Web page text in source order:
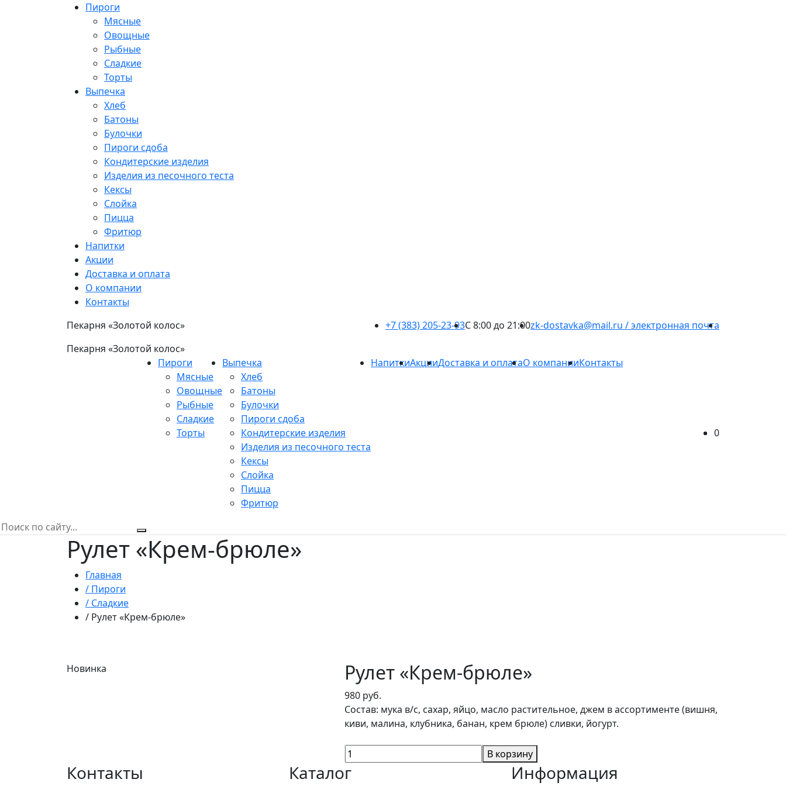
Пироги
Мясные
Овощные
Рыбные
Сладкие
Торты
Выпечка
Хлеб
Батоны
Булочки
Пироги сдоба
Кондитерские изделия
Изделия из песочного теста
Кексы
Слойка
Пицца
Фритюр
Напитки
Акции
Доставка и оплата
О компании
Контакты
Пекарня «Золотой колос»
+7 (383) 205-23-93С 8:00 до 21:00zk-dostavka@mail.ru / электронная почта
Пекарня «Золотой колос»
Пироги
Мясные
Овощные
Рыбные
Сладкие
Торты
Выпечка
Хлеб
Батоны
Булочки
Пироги сдоба
Кондитерские изделия
Изделия из песочного теста
Кексы
Слойка
Пицца
Фритюр
НапиткиАкцииДоставка и оплатаО компанииКонтакты
0
Рулет «Крем-брюле»
Главная
/ Пироги
/ Сладкие
/ Рулет «Крем-брюле»
Новинка Рулет «Крем-брюле»
980 руб.
Состав: мука в/с, сахар, яйцо, масло растительное, джем в ассортименте (вишня,
киви, малина, клубника, банан, крем брюле) сливки, йогурт.
В корзину
Контакты Каталог Информация